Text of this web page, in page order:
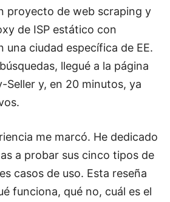
proyecto de web scraping y
de ISP estático con
una ciudad específica de EE.
llegué a la página
Seller y, en 20 minutos, ya
me marcó. He dedicado
a probar sus cinco tipos de
casos de uso. Esta reseña
funciona, qué no, cuál es el